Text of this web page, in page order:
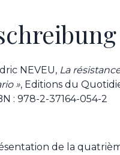
NEVEU, La
», Editions du
: 978-2-37164-054-2
de la